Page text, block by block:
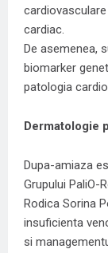
cardiac.
De asemenea,
biomarker
patologia
Dermatologie
Dupa-amiaza
Grupului PaliO-
Rodica Sorina
insuficienta
si